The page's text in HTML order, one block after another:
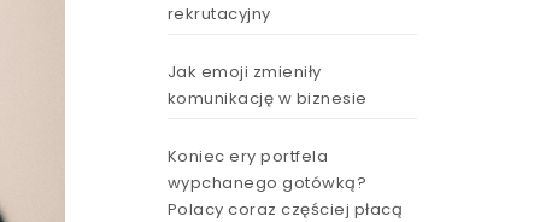
rekrutacyjny
Jak emoji zmieniły
komunikację w biznesie
Koniec ery portfela
wypchanego gotówką?
Polacy coraz częściej płacą